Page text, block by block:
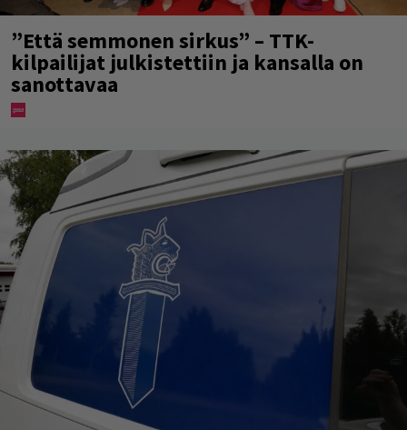
”Että semmonen sirkus” – TTK-
kilpailijat julkistettiin ja kansalla on
sanottavaa